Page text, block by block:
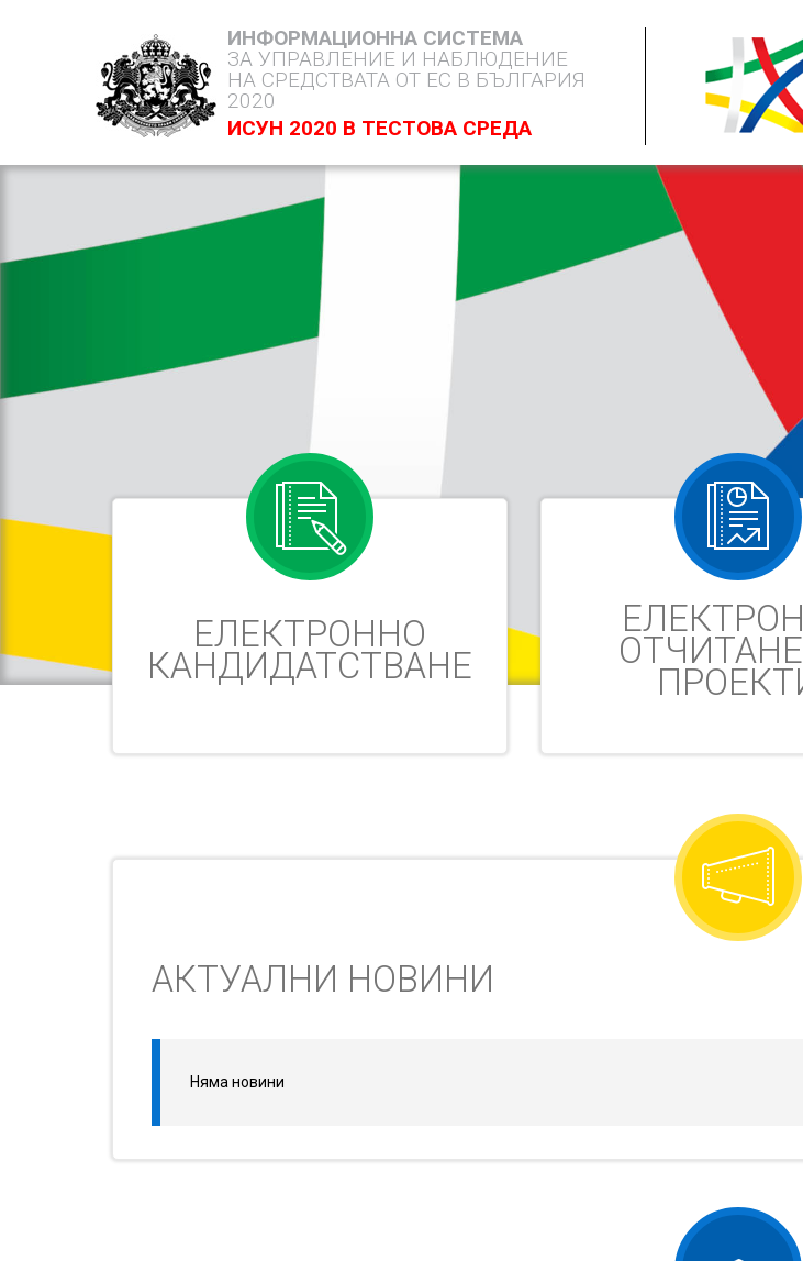
ИНФОРМАЦИОННА СИСТЕМА
ЗА УПРАВЛЕНИЕ И НАБЛЮДЕНИЕ
НА СРЕДСТВАТА ОТ ЕС В БЪЛГАРИЯ
2020
ИСУН 2020 В ТЕСТОВА СРЕДА
ЕЛЕКТРОННО
КАНДИДАТСТВАНЕ
АКТУАЛНИ НОВИНИ
Няма новини